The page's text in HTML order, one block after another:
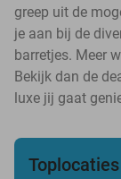
greep uit de
je aan bij de
barretjes. Meer
Bekijk dan de
luxe jij gaat